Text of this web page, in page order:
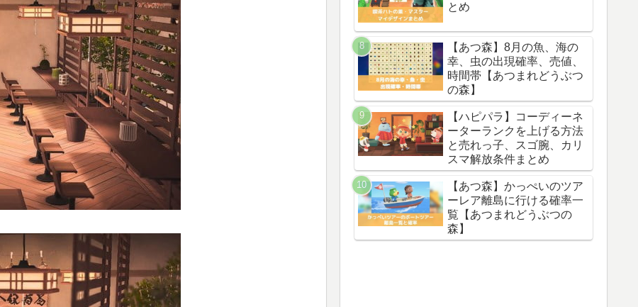
とめ
【あつ森】8月の魚、海の
幸、虫の出現確率、売値、
時間帯【あつまれどうぶつ
の森】
【ハピパラ】コーディーネ
ーターランクを上げる方法
と売れっ子、スゴ腕、カリ
スマ解放条件まとめ
【あつ森】かっぺいのツア
ーレア離島に行ける確率一
覧【あつまれどうぶつの
森】